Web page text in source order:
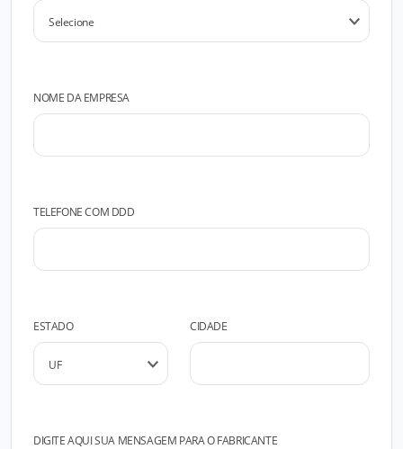
NOME DA EMPRESA
TELEFONE COM DDD
ESTADO CIDADE
DIGITE AQUI SUA MENSAGEM PARA O FABRICANTE